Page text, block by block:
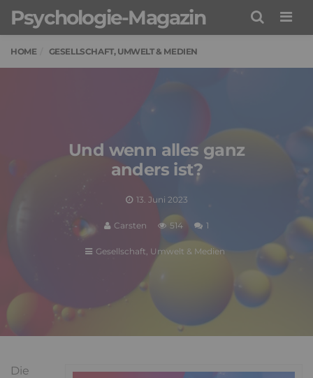
Psychologie-Magazin
HOME GESELLSCHAFT, UMWELT & MEDIEN
Und wenn alles ganz
anders ist?
13. Juni 2023
Carsten 514 1
Gesellschaft, Umwelt & Medien
Die